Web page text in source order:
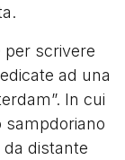
per scrivere
ad una
In cui
sampdoriano
distante